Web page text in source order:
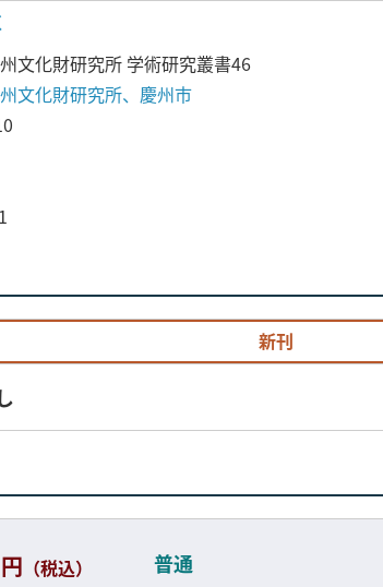
文化財研究所 学術研究叢書46
文化財研究所、慶州市
新刊
（税込） 普通